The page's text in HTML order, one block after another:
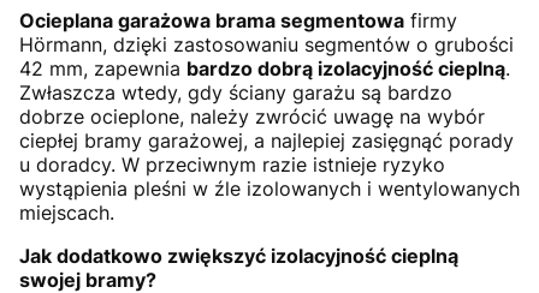
Ocieplana garażowa brama segmentowa firmy
Hörmann, dzięki zastosowaniu segmentów o grubości
42 mm, zapewnia bardzo dobrą izolacyjność cieplną.
Zwłaszcza wtedy, gdy ściany garażu są bardzo
dobrze ocieplone, należy zwrócić uwagę na wybór
ciepłej bramy garażowej, a najlepiej zasięgnąć porady
u doradcy. W przeciwnym razie istnieje ryzyko
wystąpienia pleśni w źle izolowanych i wentylowanych
miejscach.
Jak dodatkowo zwiększyć izolacyjność cieplną
swojej bramy?